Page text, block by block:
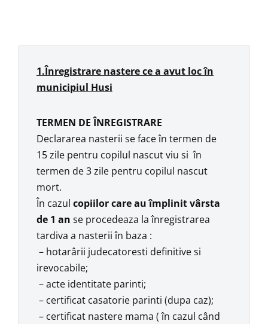
1.Înregistrare nastere ce a avut loc în
municipiul Husi
TERMEN DE ÎNREGISTRARE
Declararea nasterii se face în termen de
15 zile pentru copilul nascut viu si în
termen de 3 zile pentru copilul nascut
mort.
În cazul copiilor care au împlinit vârsta
de 1 an se procedeaza la înregistrarea
tardiva a nasterii în baza :
– hotarârii judecatoresti definitive si
irevocabile;
– acte identitate parinti;
– certificat casatorie parinti (dupa caz);
– certificat nastere mama ( în cazul când